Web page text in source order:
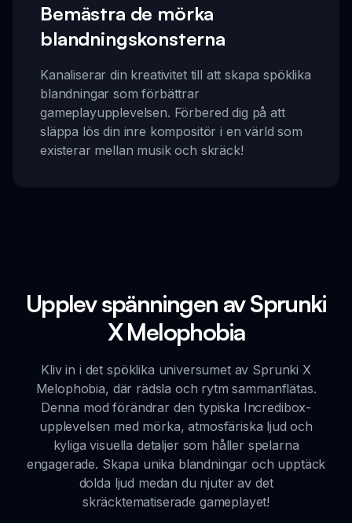
Bemästra de mörka
blandningskonsterna
Kanaliserar din kreativitet till att skapa spöklika
blandningar som förbättrar
gameplayupplevelsen. Förbered dig på att
släppa lös din inre kompositör i en värld som
existerar mellan musik och skräck!
Upplev spänningen av Sprunki
X Melophobia
Kliv in i det spöklika universumet av Sprunki X
Melophobia, där rädsla och rytm sammanflätas.
Denna mod förändrar den typiska Incredibox-
upplevelsen med mörka, atmosfäriska ljud och
kyliga visuella detaljer som håller spelarna
engagerade. Skapa unika blandningar och upptäck
dolda ljud medan du njuter av det
skräcktematiserade gameplayet!